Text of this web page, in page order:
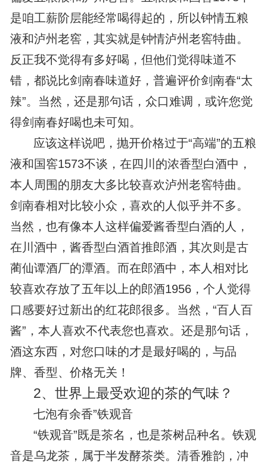
是咱工薪阶层能经常喝得起的，所以钟情五粮
液和泸州老窖，其实就是钟情泸州老窖特曲。
反正我不觉得有多好喝，但他们觉得味道不
错，都说比剑南春味道好，普遍评价剑南春“太
辣”。当然，还是那句话，众口难调，或许您觉
得剑南春好喝也未可知。
应该这样说吧，抛开价格过于“高端”的五粮
液和国窖1573不谈，在四川的浓香型白酒中，
本人周围的朋友大多比较喜欢泸州老窖特曲。
剑南春相对比较小众，喜欢的人似乎并不多。
当然，也有像本人这样偏爱酱香型白酒的人，
在川酒中，酱香型白酒首推郎酒，其次则是古
蔺仙谭酒厂的潭酒。而在郎酒中，本人相对比
较喜欢存放了五年以上的郎酒1956，个人觉得
口感要好过新出的红花郎很多。当然，“百人百
酱”，本人喜欢不代表您也喜欢。还是那句话，
酒这东西，对您口味的才是最好喝的，与品
牌、香型、价格无关！
2、世界上最受欢迎的茶的气味？
七泡有余香”铁观音
“铁观音”既是茶名，也是茶树品种名。铁观
音是乌龙茶，属于半发酵茶类。清香雅韵，冲